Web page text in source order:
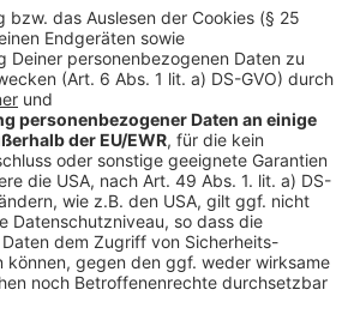
Programm: Wir machen, was
fahren, Lego bauen, Eis essen,
aufbauen. Sportangebote
leider noch nicht
und Chris (18:30-20 Uhr)